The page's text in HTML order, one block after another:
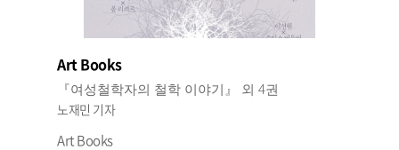
Art Books
『여성철학자의 철학 이야기』 외 4권
노재민 기자
Art Books